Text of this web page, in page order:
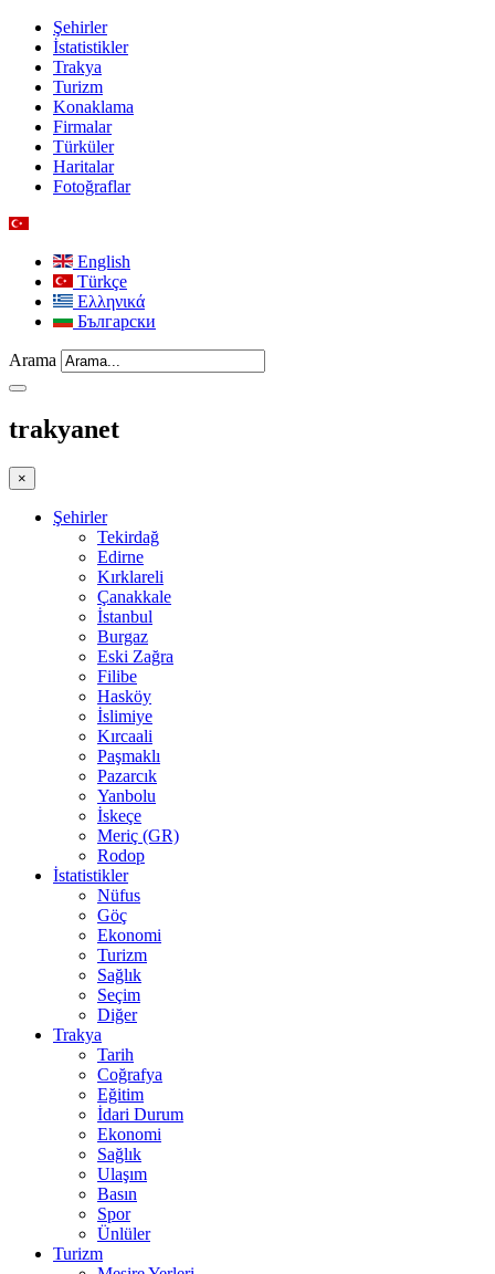
Şehirler
İstatistikler
Trakya
Turizm
Konaklama
Firmalar
Türküler
Haritalar
Fotoğraflar
English
Türkçe
Ελληνικά
Български
Arama
trakyanet
×
Şehirler
Tekirdağ
Edirne
Kırklareli
Çanakkale
İstanbul
Burgaz
Eski Zağra
Filibe
Hasköy
İslimiye
Kırcaali
Paşmaklı
Pazarcık
Yanbolu
İskeçe
Meriç (GR)
Rodop
İstatistikler
Nüfus
Göç
Ekonomi
Turizm
Sağlık
Seçim
Diğer
Trakya
Tarih
Coğrafya
Eğitim
İdari Durum
Ekonomi
Sağlık
Ulaşım
Basın
Spor
Ünlüler
Turizm